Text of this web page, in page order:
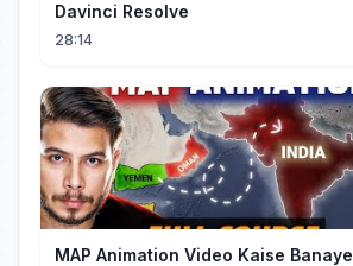
Davinci Resolve
28:14
MAP Animation Video Kaise Banaye